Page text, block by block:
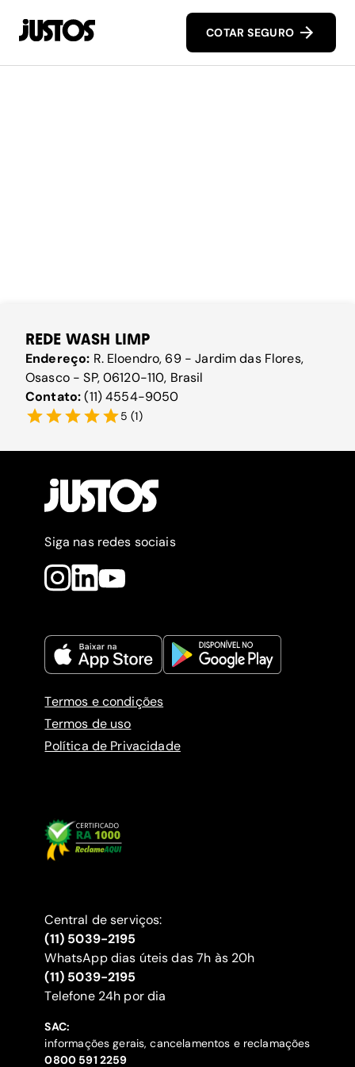
COTAR SEGURO
REDE WASH LIMP
Endereço: R. Eloendro, 69 - Jardim das Flores,
Osasco - SP, 06120-110, Brasil
Contato:(11) 4554-9050
5 (1)
Siga nas redes sociais
Termos e condições
Termos de uso
Política de Privacidade
Central de serviços:
(11) 5039-2195
WhatsApp dias úteis das 7h às 20h
(11) 5039-2195
‍Telefone 24h por dia
SAC:
informações gerais, cancelamentos e reclamações
‍0800 591 2259